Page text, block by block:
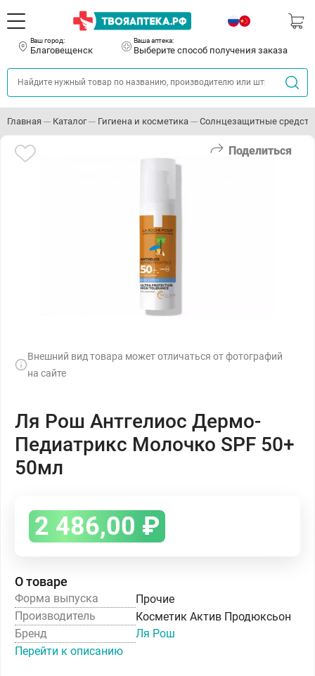
Ваш город:
Благовещенск
Ваша аптека:
Выберите способ получения заказа
Главная Каталог Гигиена и косметика Солнцезащитные
Поделиться
Внешний вид товара может отличаться от фотографий
на сайте
Ля Рош Антгелиос Дермо-
Педиатрикс Молочко SPF 50+
50мл
2 486,00 ₽
О товаре
Форма выпуска
Прочие
Производитель
Косметик Актив Продюксьон
Бренд
Ля Рош
Перейти к описанию